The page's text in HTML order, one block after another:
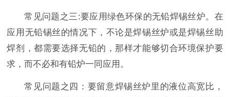
常见问题之三:要应用绿色环保的无铅焊锡丝炉。在
应用无铅锡丝的情况下，不论是焊锡丝炉或是焊锡丝助
焊剂，都需要选择无铅的，那样才能够切合环境保护要
求，而不必和有铅炉一同应用。
常见问题之四：要留意焊锡丝炉里的液位高宽比，